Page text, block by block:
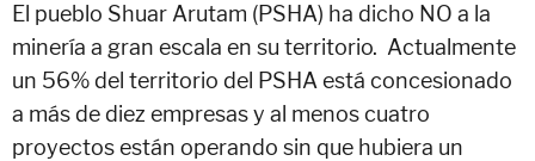
El pueblo Shuar Arutam (PSHA) ha dicho NO a la
minería a gran escala en su territorio. Actualmente
un 56% del territorio del PSHA está concesionado
a más de diez empresas y al menos cuatro
proyectos están operando sin que hubiera un